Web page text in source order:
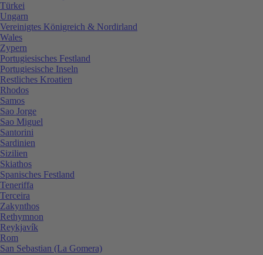
Türkei
Ungarn
Vereinigtes Königreich & Nordirland
Wales
Zypern
Portugiesisches Festland
Portugiesische Inseln
Restliches Kroatien
Rhodos
Samos
Sao Jorge
Sao Miguel
Santorini
Sardinien
Sizilien
Skiathos
Spanisches Festland
Teneriffa
Terceira
Zakynthos
Rethymnon
Reykjavík
Rom
San Sebastian (La Gomera)